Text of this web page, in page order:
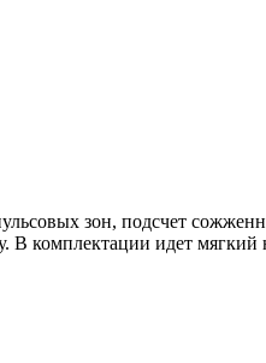
зон, подсчет
В комплектации идет